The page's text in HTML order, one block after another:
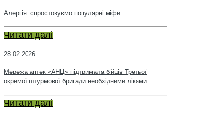
Алергія: спростовуємо популярні міфи
Читати далі
28.02.2026
Мережа аптек «АНЦ» підтримала бійців Третьої
окремої штурмової бригади необхідними ліками
Читати далі